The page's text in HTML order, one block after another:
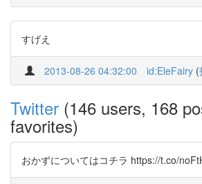
すげえ
2013-08-26 04:32:00 id:EleFairy (
Twitter (146 users, 168
favorites)
おかずについてはコチラ https://t.co/